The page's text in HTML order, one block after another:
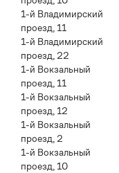
1-й Владимирский
проезд, 11
1-й Владимирский
проезд, 22
1-й Вокзальный
проезд, 11
1-й Вокзальный
проезд, 12
1-й Вокзальный
проезд, 2
1-й Вокзальный
проезд, 10